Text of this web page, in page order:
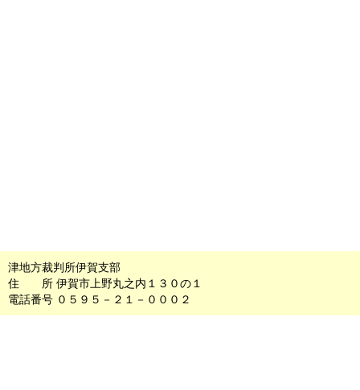
津地方裁判所伊賀支部
住 所 伊賀市上野丸之内１３０の１
電話番号 ０５９５－２１－０００２